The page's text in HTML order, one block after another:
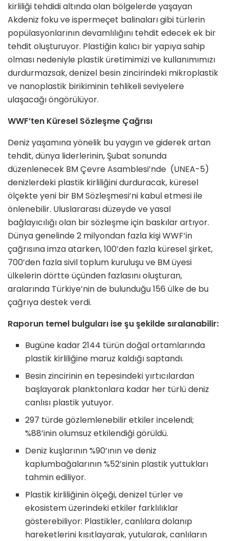
kirliliği tehdidi altında olan bölgelerde yaşayan
Akdeniz foku ve ispermeçet balinaları gibi türlerin
popülasyonlarının devamlılığını tehdit edecek ek bir
tehdit oluşturuyor. Plastiğin kalıcı bir yapıya sahip
olması nedeniyle plastik üretimimizi ve kullanımımızı
durdurmazsak, denizel besin zincirindeki mikroplastik
ve nanoplastik birikiminin tehlikeli seviyelere
ulaşacağı öngörülüyor.
WWF’ten Küresel Sözleşme Çağrısı
Deniz yaşamına yönelik bu yaygın ve giderek artan
tehdit, dünya liderlerinin, Şubat sonunda
düzenlenecek BM Çevre Asamblesi’nde (UNEA-5)
denizlerdeki plastik kirliliğini durduracak, küresel
ölçekte yeni bir BM Sözleşmesi’ni kabul etmesi ile
önlenebilir. Uluslararası düzeyde ve yasal
bağlayıcılığı olan bir sözleşme için baskılar artıyor.
Dünya genelinde 2 milyondan fazla kişi WWF’in
çağrısına imza atarken, 100’den fazla küresel şirket,
700’den fazla sivil toplum kuruluşu ve BM üyesi
ülkelerin dörtte üçünden fazlasını oluşturan,
aralarında Türkiye’nin de bulunduğu 156 ülke de bu
çağrıya destek verdi.
Raporun temel bulguları ise şu şekilde sıralanabilir:
Bugüne kadar 2144 türün doğal ortamlarında
plastik kirliliğine maruz kaldığı saptandı.
Besin zincirinin en tepesindeki yırtıcılardan
başlayarak planktonlara kadar her türlü deniz
canlısı plastik yutuyor.
297 türde gözlemlenebilir etkiler incelendi;
%88’inin olumsuz etkilendiği görüldü.
Deniz kuşlarının %90’ının ve deniz
kaplumbağalarının %52’sinin plastik yuttukları
tahmin ediliyor.
Plastik kirliliğinin ölçeği, denizel türler ve
ekosistem üzerindeki etkiler farklılıklar
gösterebiliyor: Plastikler, canlılara dolanıp
hareketlerini kısıtlayarak, yutularak, canlıların